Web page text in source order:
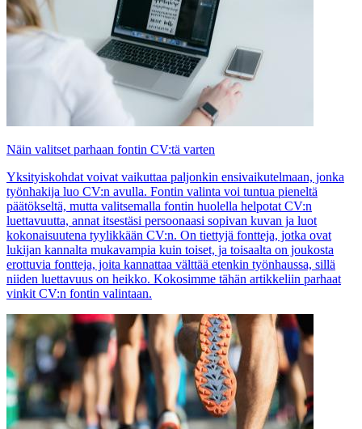
Näin valitset parhaan fontin CV:tä varten
Yksityiskohdat voivat vaikuttaa paljonkin ensivaikutelmaan, jonka
työnhakija luo CV:n avulla. Fontin valinta voi tuntua pieneltä
päätökseltä, mutta valitsemalla fontin huolella helpotat CV:n
luettavuutta, annat itsestäsi persoonaasi sopivan kuvan ja luot
kokonaisuutena tyylikkään CV:n. On tiettyjä fontteja, jotka ovat
lukijan kannalta mukavampia kuin toiset, ja toisaalta on joukosta
erottuvia fontteja, joita kannattaa välttää etenkin työnhaussa, sillä
niiden luettavuus on heikko. Kokosimme tähän artikkeliin parhaat
vinkit CV:n fontin valintaan.